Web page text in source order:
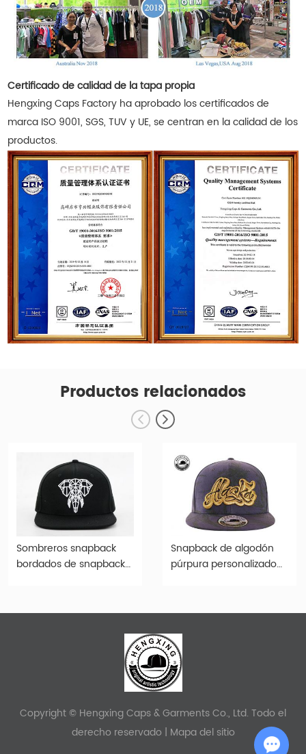
Certificado de calidad de la tapa propia
Hengxing Caps Factory ha aprobado los certificados de
marca ISO 9001, SGS, TUV y UE, se centran en la calidad de los
productos.
Productos relacionados
Sombreros snapback
bordados de snapback
Snapback de algodón
púrpura personalizado
logotipo
Copyright © Hengxing Caps & Garments Co., Ltd. Todo el
derecho reservado | Mapa del sitio